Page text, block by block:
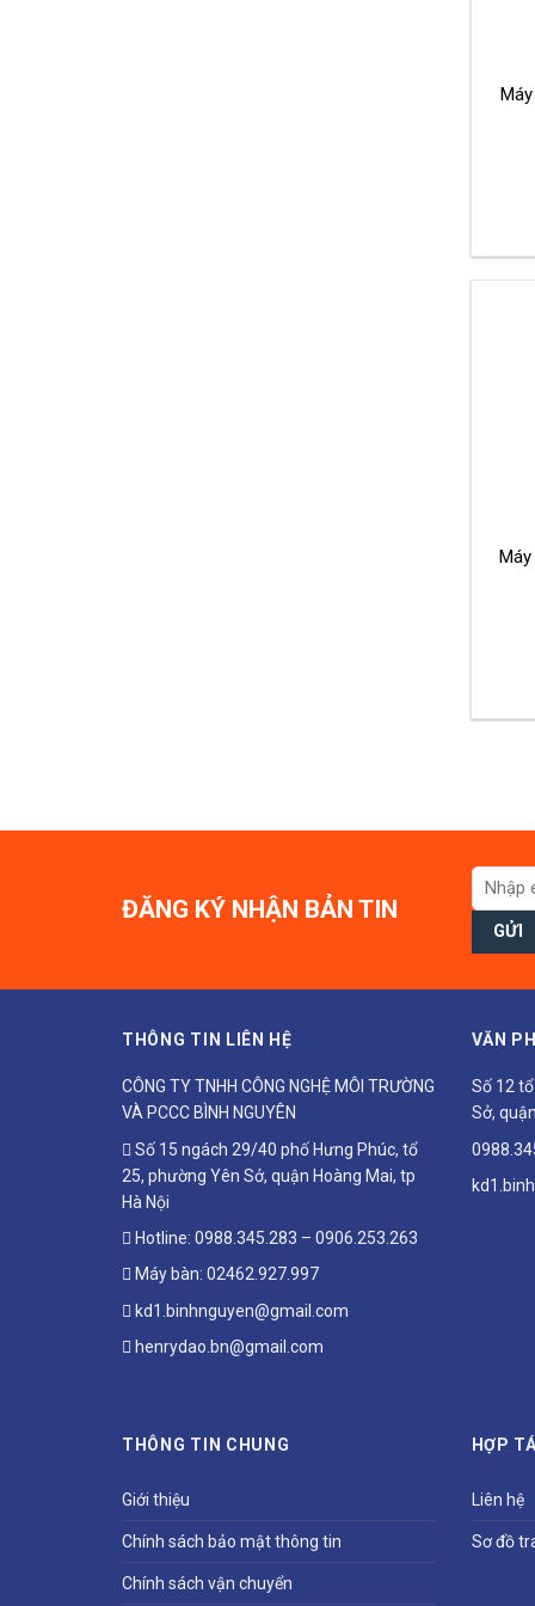
ĐĂNG KÝ NHẬN BẢN TIN
THÔNG TIN LIÊN HỆ
CÔNG TY TNHH CÔNG NGHỆ MÔI TRƯỜNG
VÀ PCCC BÌNH NGUYÊN
Số 15 ngách 29/40 phố Hưng Phúc, tổ
25, phường Yên Sở, quận Hoàng Mai, tp
Hà Nội
Hotline: 0988.345.283 – 0906.253.263
Máy bàn: 02462.927.997
kd1.binhnguyen@gmail.com
henrydao.bn@gmail.com
VĂN
Số 12
Sở,
THÔNG TIN CHUNG
Giới thiệu
Chính sách bảo mật thông tin
Chính sách vận chuyển
HỢP
Liên hệ
Sơ đồ